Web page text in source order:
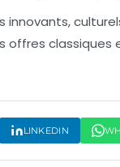
innovants,
offres
LINKEDIN